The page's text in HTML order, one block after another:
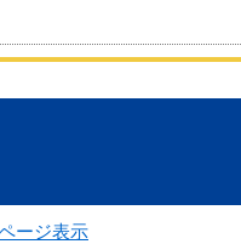
ージ表示